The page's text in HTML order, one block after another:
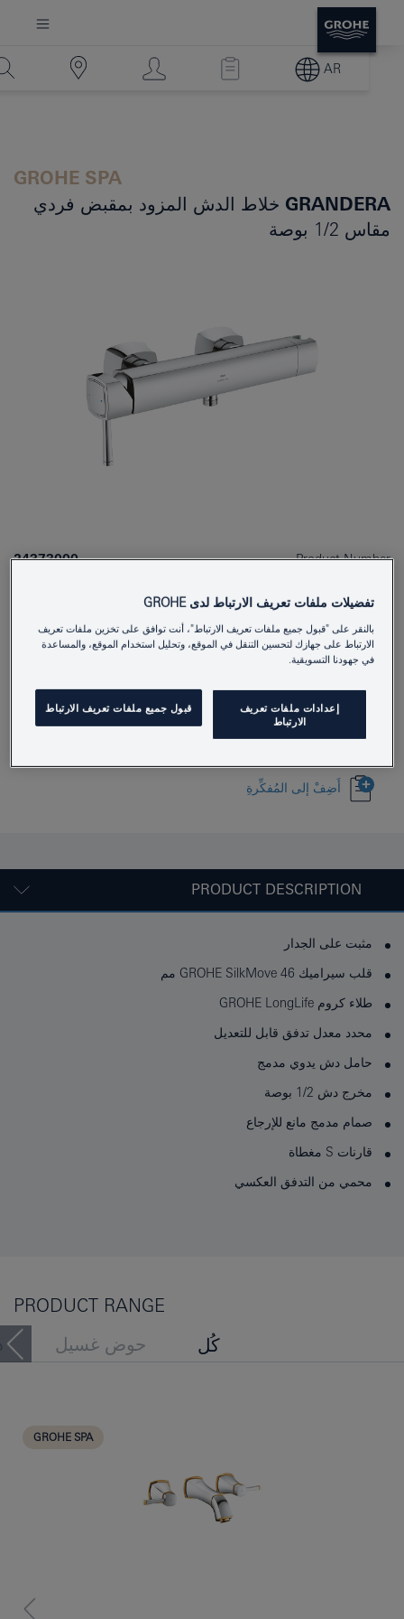
AR
GROHE SPA
GRANDERA خلاط الدش المزود بمقبض فردي
مقاس 1/2 بوصة
Product Number
24373000
Colour كروم
أَضِفْ إلى المُفكِّرةِ
PRODUCT DESCRIPTION
مثبت على الجدار
قلب سيراميك GROHE SilkMove 46 مم
طلاء كروم GROHE LongLife
محدد معدل تدفق قابل للتعديل
حامل دش يدوي مدمج
مخرج دش 1/2 بوصة
صمام مدمج مانع للإرجاع
قارنات S مغطاة
محمي من التدفق العكسي
PRODUCT RANGE
كُل حوض غسيل
GROHE SPA
تفضيلات ملفات تعريف الارتباط لدى GROHE
بالنقر على "قبول جميع ملفات تعريف الارتباط"، أنت توافق على تخزين ملفات تعريف
الارتباط على جهازك لتحسين التنقل في الموقع، وتحليل استخدام الموقع، والمساعدة
في جهودنا التسويقية.
إعدادات ملفات تعريف
الارتباط
قبول جميع ملفات تعريف الارتباط